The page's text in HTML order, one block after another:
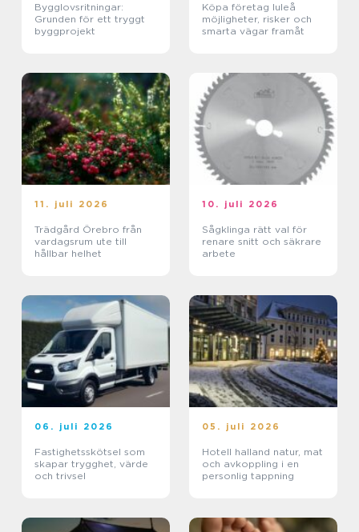
Bygglovsritningar:
Grunden för ett tryggt
byggprojekt
Köpa företag luleå
möjligheter, risker och
smarta vägar framåt
11. juli 2026
Trädgård Örebro från
vardagsrum ute till
hållbar helhet
10. juli 2026
Sågklinga rätt val för
renare snitt och säkrare
arbete
06. juli 2026
Fastighetsskötsel som
skapar trygghet, värde
och trivsel
05. juli 2026
Hotell halland natur, mat
och avkoppling i en
personlig tappning